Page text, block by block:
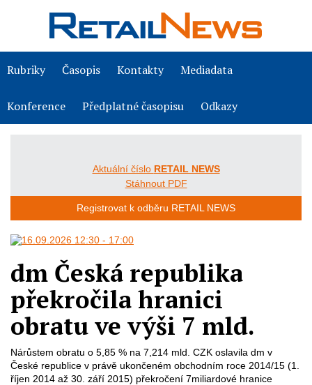
Rubriky Časopis Kontakty Mediadata
Konference Předplatné časopisu Odkazy
Aktuální číslo RETAIL NEWS
Stáhnout PDF
Registrovat k odběru RETAIL NEWS
dm Česká republika
překročila hranici
obratu ve výši 7 mld.
Nárůstem obratu o 5,85 % na 7,214 mld. CZK oslavila dm v
České republice v právě ukončeném obchodním roce 2014/15 (1.
říjen 2014 až 30. září 2015) překročení 7miliardové hranice